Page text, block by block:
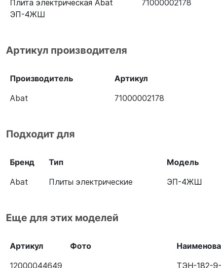
Плита электрическая Abat
ЭП-4ЖШ
71000002178
Артикул производителя
Производитель
Артикул
Abat
71000002178
Подходит для
Бренд Тип
Модель
Abat
Плиты электрические ЭП-4ЖШ
Еще для этих моделей
Артикул Фото
12000044649
ТЭН-182-9-